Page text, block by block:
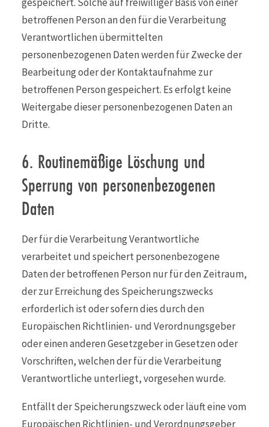
betroffenen Person an den für die Verarbeitung
Verantwortlichen übermittelten
personenbezogenen Daten werden für Zwecke der
Bearbeitung oder der Kontaktaufnahme zur
betroffenen Person gespeichert. Es erfolgt keine
Weitergabe dieser personenbezogenen Daten an
Dritte.
6. Routinemäßige Löschung und
Sperrung von personenbezogenen
Daten
Der für die Verarbeitung Verantwortliche
verarbeitet und speichert personenbezogene
Daten der betroffenen Person nur für den Zeitraum,
der zur Erreichung des Speicherungszwecks
erforderlich ist oder sofern dies durch den
Europäischen Richtlinien- und Verordnungsgeber
oder einen anderen Gesetzgeber in Gesetzen oder
Vorschriften, welchen der für die Verarbeitung
Verantwortliche unterliegt, vorgesehen wurde.
Entfällt der Speicherungszweck oder läuft eine vom
Europäischen Richtlinien- und Verordnungsgeber